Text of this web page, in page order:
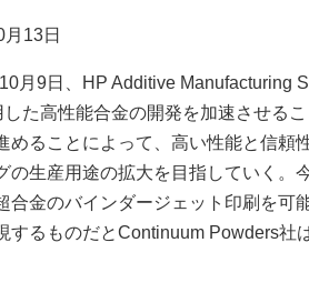
13日
月9日、HP Additive Manufacturing
た高性能合金の開発を加速させる
めることによって、高い性能と信頼
の生産用途の拡大を目指していく。
合金のバインダージェット印刷を可
るものだとContinuum Powders社